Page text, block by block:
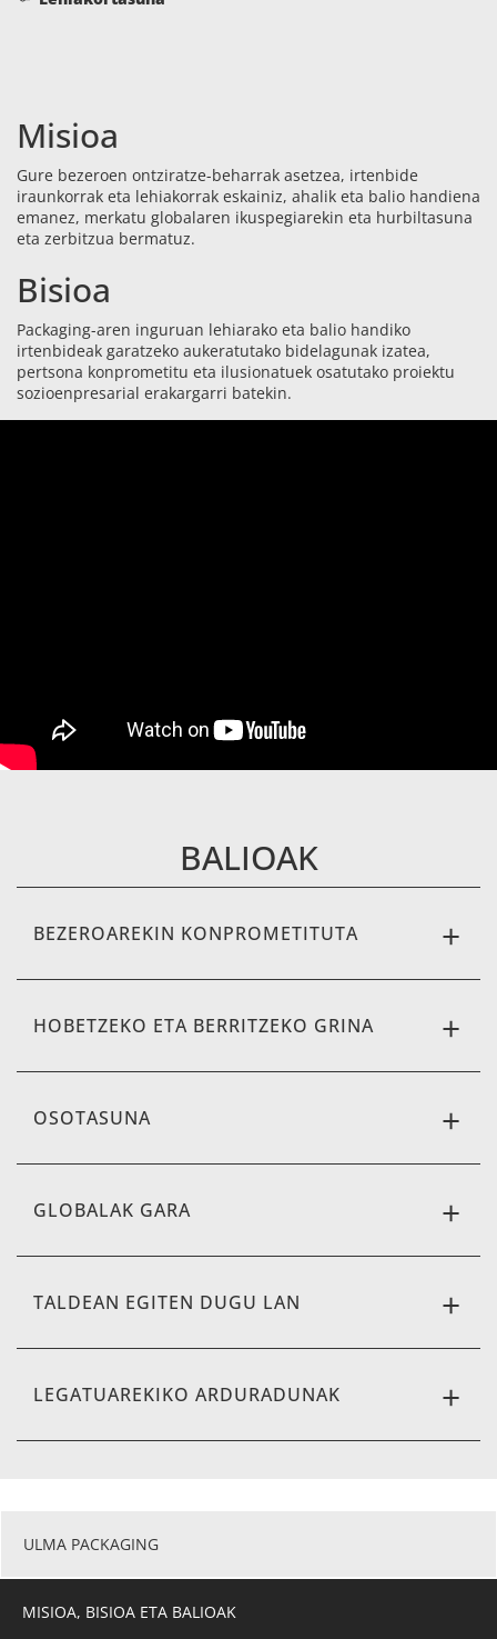
Misioa
Gure bezeroen ontziratze-beharrak asetzea, irtenbide
iraunkorrak eta lehiakorrak eskainiz, ahalik eta balio handiena
emanez, merkatu globalaren ikuspegiarekin eta hurbiltasuna
eta zerbitzua bermatuz.
Bisioa
Packaging-aren inguruan lehiarako eta balio handiko
irtenbideak garatzeko aukeratutako bidelagunak izatea,
pertsona konprometitu eta ilusionatuek osatutako proiektu
sozioenpresarial erakargarri batekin.
BALIOAK
BEZEROAREKIN KONPROMETITUTA
HOBETZEKO ETA BERRITZEKO GRINA
OSOTASUNA
GLOBALAK GARA
TALDEAN EGITEN DUGU LAN
LEGATUAREKIKO ARDURADUNAK
ULMA PACKAGING
MISIOA, BISIOA ETA BALIOAK